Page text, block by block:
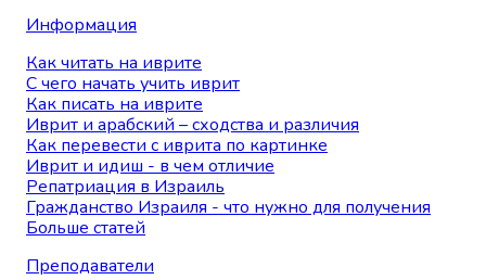
Информация
Как читать на иврите
С чего начать учить иврит
Как писать на иврите
Иврит и арабский – сходства и различия
Как перевести с иврита по картинке
Иврит и идиш - в чем отличие
Репатриация в Израиль
Гражданство Израиля - что нужно для получения
Больше статей
Преподаватели